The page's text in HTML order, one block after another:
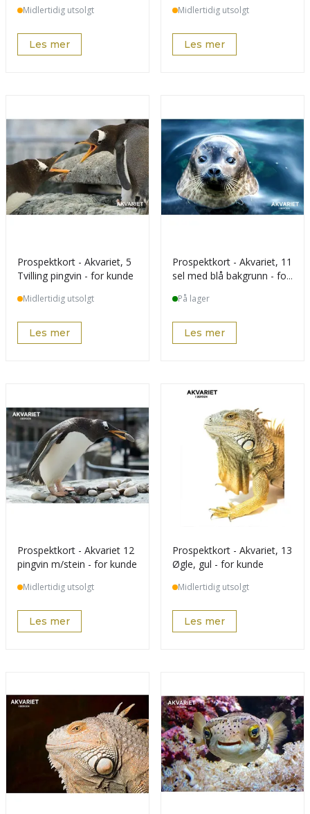
Midlertidig utsolgt
Les mer
Midlertidig utsolgt
Les mer
Prospektkort - Akvariet, 5
Tvilling pingvin - for kunde
Midlertidig utsolgt
Les mer
Prospektkort - Akvariet, 11
sel med blå bakgrunn - for
På lager
Les mer
Prospektkort - Akvariet 12
pingvin m/stein - for kunde
Midlertidig utsolgt
Les mer
Prospektkort - Akvariet, 13
Øgle, gul - for kunde
Midlertidig utsolgt
Les mer